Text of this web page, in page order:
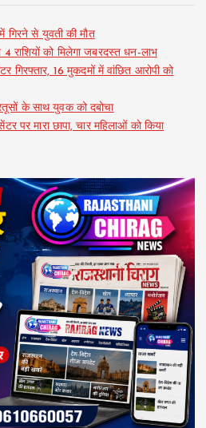
से युवती की मौत
राशियों को मिलेगा जबरदस्त धन-लाभ
गिरफ्तार, 16 मुकदमों में वांछित आरोपी को
के साथ युवक को दबोचा
पर मारा छापा, चार महिलाओं को किया